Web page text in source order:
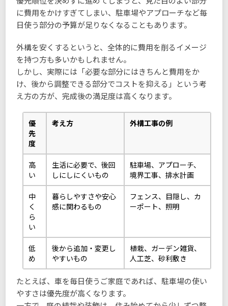
に費用をかけすぎてしまい、駐車場やアプローチなど毎
日使う部分の予算が足りなくなることもあります。
外構を安くするというと、全体的に費用を削るイメージ
を持つ方も多いかもしれません。
しかし、実際には「必要な部分にはきちんと費用をか
け、後から調整できる部分でコストを抑える」という考
え方の方が、完成後の満足度は高くなります。
優
先
度
考え方 外構工事の例
高
い
生活に必要で、後回
しにしにくいもの
駐車場、アプローチ、
境界工事、排水計画
中
く
ら
い
暮らしやすさや安心
感に関わるもの
フェンス、目隠し、カ
ーポート、照明
低
め
後から追加・変更し
やすいもの
植栽、ガーデン雑貨、
人工芝、砂利敷き
たとえば、車を毎日使うご家庭であれば、駐車場の使い
やすさは優先度が高くなります。